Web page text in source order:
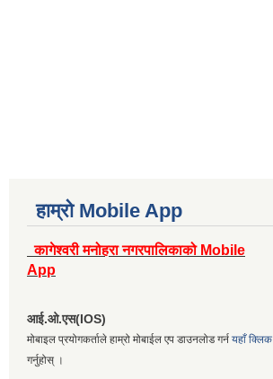
हाम्रो Mobile App
कागेश्वरी मनोहरा नगरपालिकाको Mobile
App
आई.ओ.एस(IOS)
मोबाइल प्रयोगकर्ताले हाम्रो मोबाईल एप डाउनलोड गर्न यहाँ क्लिक
गर्नुहोस् ।